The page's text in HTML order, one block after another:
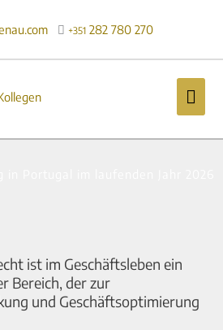
+351 282 780 270
ist im Geschäftsleben ein
Bereich, der zur
und Geschäftsoptimierung